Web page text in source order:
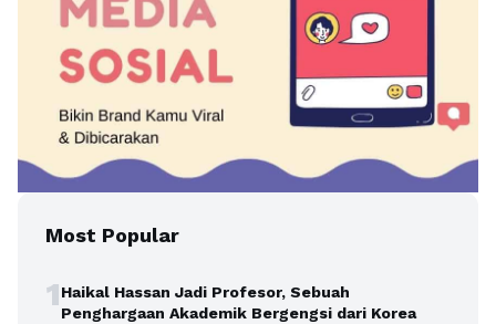
Most Popular
1Haikal Hassan Jadi Profesor, Sebuah
Penghargaan Akademik Bergengsi dari Korea